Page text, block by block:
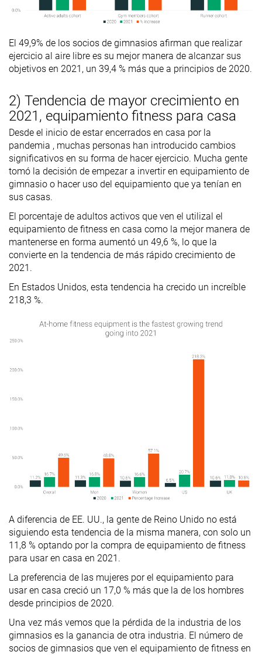
El 49,9% de los socios de gimnasios afirman que realizar
ejercicio al aire libre es su mejor manera de alcanzar sus
objetivos en 2021, un 39,4 % más que a principios de 2020.
2) Tendencia de mayor crecimiento en
2021, equipamiento fitness para casa
Desde el inicio de estar encerrados en casa por la
pandemia , muchas personas han introducido cambios
significativos en su forma de hacer ejercicio. Mucha gente
tomó la decisión de empezar a invertir en equipamiento de
gimnasio o hacer uso del equipamiento que ya tenían en
sus casas.
El porcentaje de adultos activos que ven el utilizal el
equipamiento de fitness en casa como la mejor manera de
mantenerse en forma aumentó un 49,6 %, lo que la
convierte en la tendencia de más rápido crecimiento de
2021.
En Estados Unidos, esta tendencia ha crecido un increíble
218,3 %.
A diferencia de EE. UU., la gente de Reino Unido no está
siguiendo esta tendencia de la misma manera, con solo un
11,8 % optando por la compra de equipamiento de fitness
para usar en casa en 2021.
La preferencia de las mujeres por el equipamiento para
usar en casa creció un 17,0 % más que la de los hombres
desde principios de 2020.
Una vez más vemos que la pérdida de la industria de los
gimnasios es la ganancia de otra industria. El número de
socios de gimnasios que ven el equipamiento de fitness en